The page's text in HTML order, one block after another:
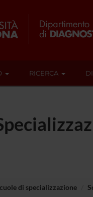
RICERCA
di specializzazione